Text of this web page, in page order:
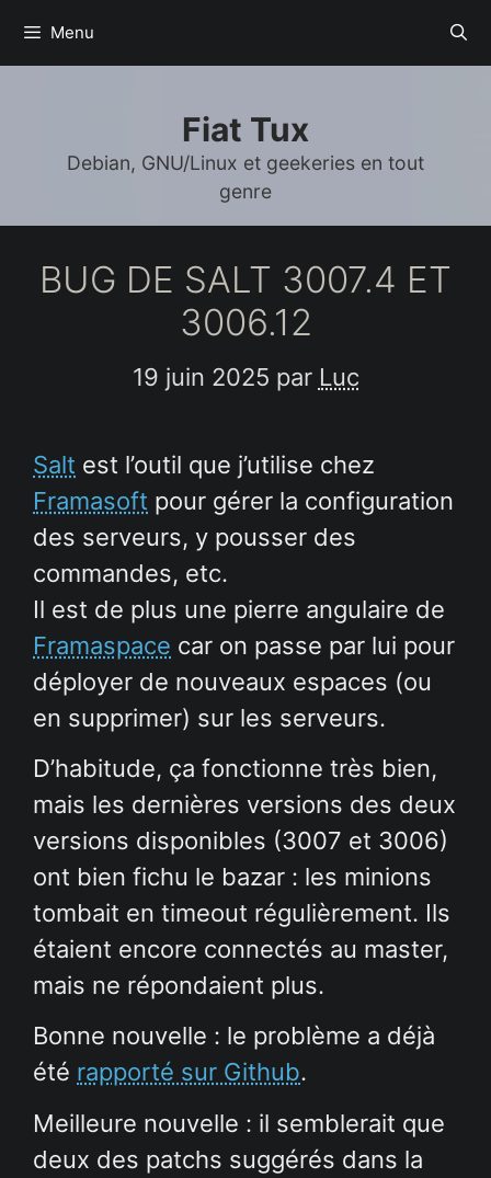
Menu
Fiat Tux
Debian, GNU/Linux et geekeries en tout
genre
BUG DE SALT 3007.4 ET
3006.12
19 juin 2025 par Luc
Salt est l’outil que j’utilise chez
Framasoft pour gérer la configuration
des serveurs, y pousser des
commandes, etc.
Il est de plus une pierre angulaire de
Framaspace car on passe par lui pour
déployer de nouveaux espaces (ou
en supprimer) sur les serveurs.
D’habitude, ça fonctionne très bien,
mais les dernières versions des deux
versions disponibles (3007 et 3006)
ont bien fichu le bazar : les minions
tombait en timeout régulièrement. Ils
étaient encore connectés au master,
mais ne répondaient plus.
Bonne nouvelle : le problème a déjà
été rapporté sur Github.
Meilleure nouvelle : il semblerait que
deux des patchs suggérés dans la